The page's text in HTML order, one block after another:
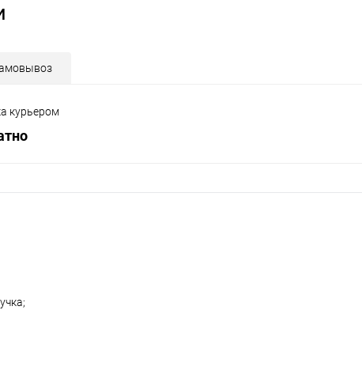
курьером